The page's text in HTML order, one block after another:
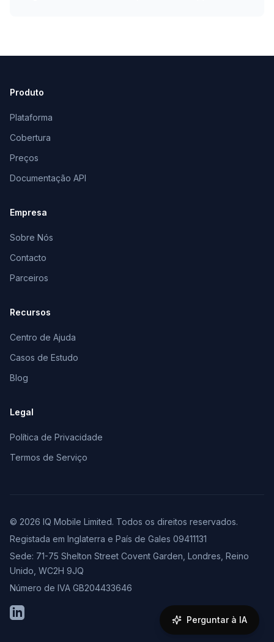
Produto
Plataforma
Cobertura
Preços
Documentação API
Empresa
Sobre Nós
Contacto
Parceiros
Recursos
Centro de Ajuda
Casos de Estudo
Blog
Legal
Política de Privacidade
Termos de Serviço
© 2026 IQ Mobile Limited. Todos os direitos reservados.
Registada em Inglaterra e País de Gales 09411131
Sede: 71-75 Shelton Street Covent Garden, Londres, Reino
Unido, WC2H 9JQ
Número de IVA GB204433646
LinkedIn
Perguntar à IA